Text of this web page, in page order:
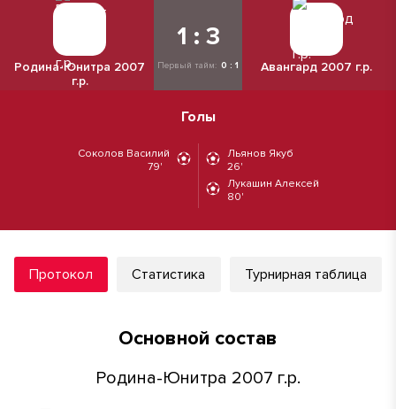
Родина-Юнитра 2007
г.р.
1 : 3
Первый тайм: 0 : 1 Авангард 2007 г.р.
Голы
Соколов Василий
79'
Льянов Якуб
26'
Лукашин Алексей
80'
Протокол Статистика Турнирная таблица
Основной состав
Родина-Юнитра 2007 г.р.